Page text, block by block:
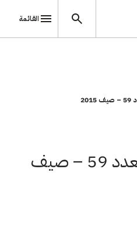
القائمة
مجلة الإنساني - العدد 59 – صيف